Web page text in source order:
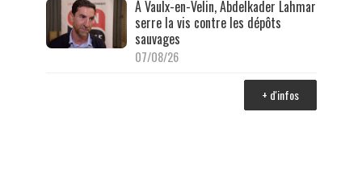
À Vaulx-en-Velin, Abdelkader Lahmar
serre la vis contre les dépôts
sauvages
07/08/26
+ d'infos